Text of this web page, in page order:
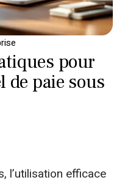
pour
paie sous
l’utilisation efficace